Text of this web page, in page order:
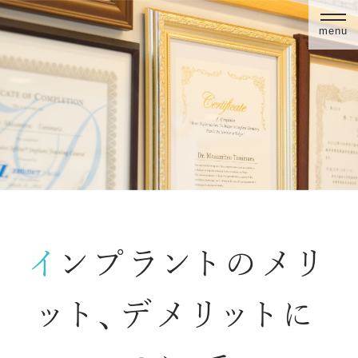
menu
インプラントのメリ
ット、デメリットに